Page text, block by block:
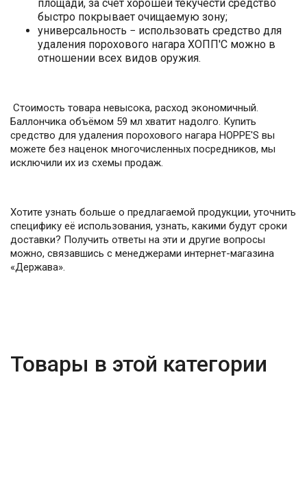
площади, за счёт хорошей текучести средство
быстро покрывает очищаемую зону;
универсальность − использовать средство для
удаления порохового нагара ХОПП'С можно в
отношении всех видов оружия.
Стоимость товара невысока, расход экономичный.
Баллончика объёмом 59 мл хватит надолго. Купить
средство для удаления порохового нагара HOPPE'S вы
можете без наценок многочисленных посредников, мы
исключили их из схемы продаж.
Хотите узнать больше о предлагаемой продукции, уточнить
специфику её использования, узнать, какими будут сроки
доставки? Получить ответы на эти и другие вопросы
можно, связавшись с менеджерами интернет-магазина
«Держава».
Товары в этой категории